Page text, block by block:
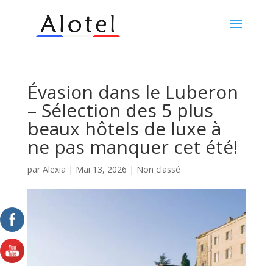
Évasion dans le Luberon
– Sélection des 5 plus
beaux hôtels de luxe à
ne pas manquer cet été!
par Alexia | Mai 13, 2026 | Non classé